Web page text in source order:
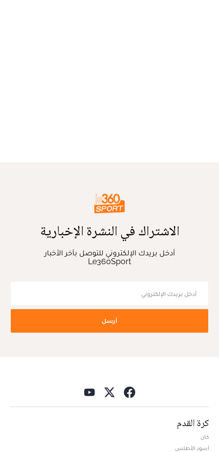
الاشتراك في النشرة الإخبارية
أدخل بريدك الإلكتروني للتوصل بآخر الأخبار
Le360Sport
أرسل
كرة القدم
كان
أسود الأطلس